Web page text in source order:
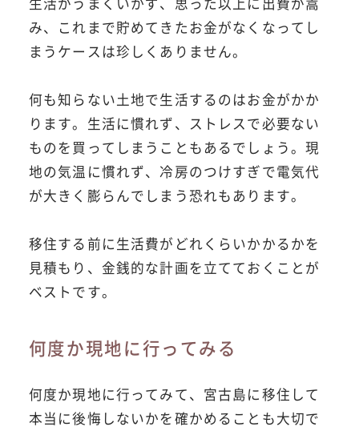
み、これまで貯めてきたお金がなくなってし
まうケースは珍しくありません。
何も知らない土地で生活するのはお金がかか
ります。生活に慣れず、ストレスで必要ない
ものを買ってしまうこともあるでしょう。現
地の気温に慣れず、冷房のつけすぎで電気代
が大きく膨らんでしまう恐れもあります。
移住する前に生活費がどれくらいかかるかを
見積もり、金銭的な計画を立てておくことが
ベストです。
何度か現地に行ってみる
何度か現地に行ってみて、宮古島に移住して
本当に後悔しないかを確かめることも大切で